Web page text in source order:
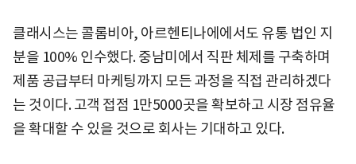
클래시스는 콜롬비아, 아르헨티나에에서도 유통 법인 지
분을 100% 인수했다. 중남미에서 직판 체제를 구축하며
제품 공급부터 마케팅까지 모든 과정을 직접 관리하겠다
는 것이다. 고객 접점 1만5000곳을 확보하고 시장 점유율
을 확대할 수 있을 것으로 회사는 기대하고 있다.